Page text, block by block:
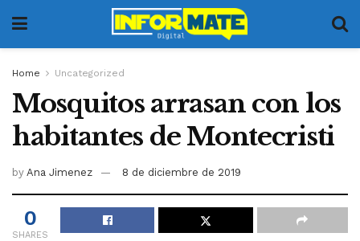
Home Uncategorized
Mosquitos arrasan con los
habitantes de Montecristi
by Ana Jimenez 8 de diciembre de 2019
0
SHARES